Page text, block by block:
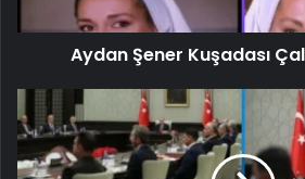
Aydan Şener Kuşadası